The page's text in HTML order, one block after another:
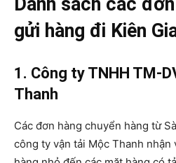
gửi hàng đi Kiên
1. Công ty TNHH TM-
Thanh
Các đơn hàng chuyển hàng từ
công ty vận tải Mộc Thanh nhận